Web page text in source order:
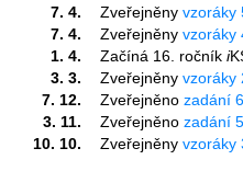
7. 4.
Zveřejněnyvzoráky
7. 4.
Zveřejněnyvzoráky
1. 4.
Začíná 16. ročníki
3. 3.
Zveřejněnyvzoráky
7. 12.
Zveřejněnozadání
3. 11.
Zveřejněnozadání
10. 10.
Zveřejněnyvzoráky